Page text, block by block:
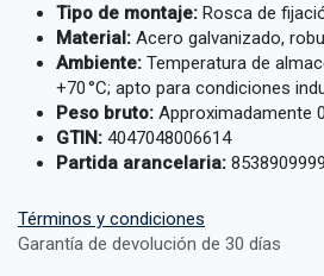
Tipo de montaje: Rosca de
Material: Acero galvanizado,
Ambiente: Temperatura de
+70 °C; apto para condiciones
Peso bruto: Approximadamente
GTIN: 4047048006614
Partida arancelaria:
Términos y condiciones
Garantía de devolución de 30 días